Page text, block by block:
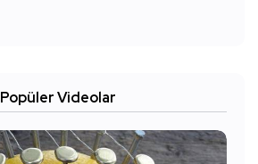
Popüler Videolar